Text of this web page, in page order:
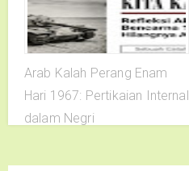
Arab Kalah Perang Enam
Hari 1967: Pertikaian Internal
dalam Negri